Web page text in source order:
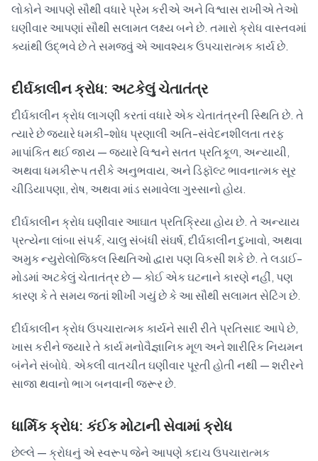
લોકોને આપણે સૌથી વધારે પ્રેમ કરીએ અને વિશ્વાસ રાખીએ તેઓ
ઘણીવાર આપણાં સૌથી સલામત લક્ષ્ય બને છે. તમારો ક્રોધ વાસ્તવમાં
ક્યાંથી ઉદ્ભવે છે તે સમજવું એ આવશ્યક ઉપચારાત્મક કાર્ય છે.
દીર્ઘકાલીન ક્રોધ: અટકેલું ચેતાતંત્ર
દીર્ઘકાલીન ક્રોધ લાગણી કરતાં વધારે એક ચેતાતંત્રની સ્થિતિ છે. તે
ત્યારે છે જ્યારે ધમકી-શોધ પ્રણાલી અતિ-સંવેદનશીલતા તરફ
માપાંકિત થઈ જાય — જ્યારે વિશ્વને સતત પ્રતિકૂળ, અન્યાયી,
અથવા ધમકીરૂપ તરીકે અનુભવાય, અને ડિફૉલ્ટ ભાવનાત્મક સૂર
ચીડિયાપણા, રોષ, અથવા માંડ સમાવેલા ગુસ્સાનો હોય.
દીર્ઘકાલીન ક્રોધ ઘણીવાર આઘાત પ્રતિક્રિયા હોય છે. તે અન્યાય
પ્રત્યેના લાંબા સંપર્ક, ચાલુ સંબંધી સંઘર્ષ, દીર્ઘકાલીન દુખાવો, અથવા
અમુક ન્યુરોલોજિકલ સ્થિતિઓ દ્વારા પણ વિકસી શકે છે. તે લડાઈ-
મોડમાં અટકેલું ચેતાતંત્ર છે — કોઈ એક ઘટનાને કારણે નહીં, પણ
કારણ કે તે સમય જતાં શીખી ગયું છે કે આ સૌથી સલામત સેટિંગ છે.
દીર્ઘકાલીન ક્રોધ ઉપચારાત્મક કાર્યને સારી રીતે પ્રતિસાદ આપે છે,
ખાસ કરીને જ્યારે તે કાર્ય મનોવૈજ્ઞાનિક મૂળ અને શારીરિક નિયમન
બંનેને સંબોધે. એકલી વાતચીત ઘણીવાર પૂરતી હોતી નથી — શરીરને
સાજા થવાનો ભાગ બનવાની જરૂર છે.
ધાર્મિક ક્રોધ: કંઈક મોટાની સેવામાં ક્રોધ
છેલ્લે — ક્રોધનું એ સ્વરૂપ જેને આપણે કદાચ ઉપચારાત્મક